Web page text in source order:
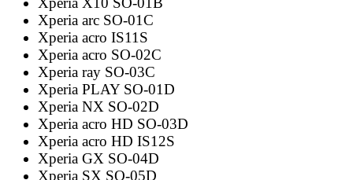
Xperia arc SO-01C
Xperia acro IS11S
Xperia acro SO-02C
Xperia ray SO-03C
Xperia PLAY SO-01D
Xperia NX SO-02D
Xperia acro HD SO-03D
Xperia acro HD IS12S
Xperia GX SO-04D
Xperia SX SO-05D